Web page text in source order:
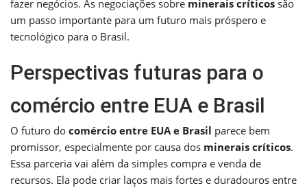
fazer negócios. As negociações sobre minerais críticos são
um passo importante para um futuro mais próspero e
tecnológico para o Brasil.
Perspectivas futuras para o
comércio entre EUA e Brasil
O futuro do comércio entre EUA e Brasil parece bem
promissor, especialmente por causa dos minerais críticos.
Essa parceria vai além da simples compra e venda de
recursos. Ela pode criar laços mais fortes e duradouros entre